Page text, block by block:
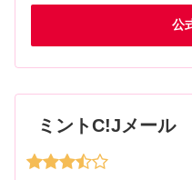
公
ミントC!Jメール